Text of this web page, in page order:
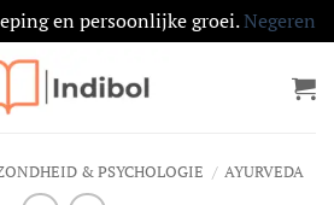
en persoonlijke groei.Negeren
& PSYCHOLOGIE / AYURVEDA